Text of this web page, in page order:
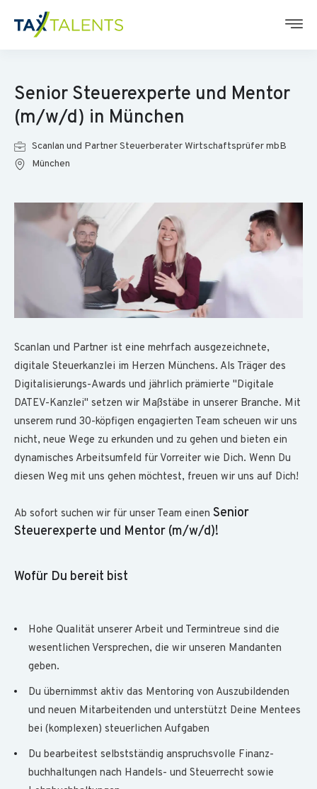
Senior Steuerexperte und Mentor
(m/w/d) in München
Scanlan und Partner Steuerberater Wirtschaftsprüfer mbB
München
Scanlan und Partner ist eine mehrfach aus­gezeichnete,
digitale Steuer­kanzlei im Herzen Münchens. Als Träger des
Digitalisierungs-Awards und jährlich prämierte "Digitale
DATEV-Kanzlei" setzen wir Maß­stäbe in unserer Branche. Mit
unserem rund 30-köpfigen engagierten Team scheuen wir uns
nicht, neue Wege zu erkunden und zu gehen und bieten ein
dynamisches Arbeits­umfeld für Vor­reiter wie Dich. Wenn Du
diesen Weg mit uns gehen möchtest, freuen wir uns auf Dich!
Ab sofort suchen wir für unser Team einen Senior
Steuerexperte und Mentor (m/w/d)!
Wofür Du bereit bist
Hohe Qualität unserer Arbeit und Termin­treue sind die
wesent­lichen Versprechen, die wir unseren Mandanten
geben.
Du übernimmst aktiv das Mentoring von Auszu­bildenden
und neuen Mitarbeitenden und unter­stützt Deine Mentees
bei (komplexen) steuer­lichen Aufgaben
Du bearbeitest selbstständig anspruchs­volle Finanz­
buchhaltungen nach Handels- und Steuer­recht sowie